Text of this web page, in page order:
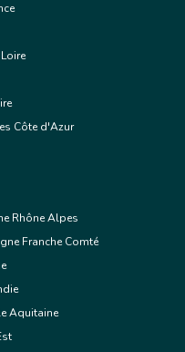
Côte d'Azur
Rhône Alpes
Franche Comté
Aquitaine